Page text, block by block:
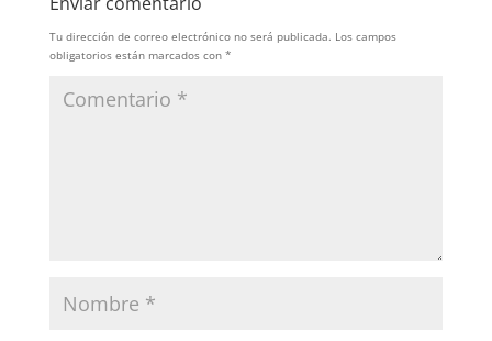
Tu dirección de correo electrónico no será publicada. Los campos
obligatorios están marcados con *